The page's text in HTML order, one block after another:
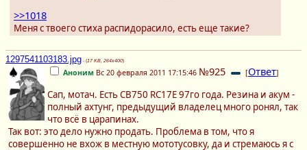
>>1018
Меня с твоего стиха распидорасило, есть еще такие?
1297541103183.jpg - (17 KB, 264x400)
АнонимВс 20 февраля 2011 17:15:46 №925 [Ответ]
Сап, мотач. Есть CB750 RC17E 97го года. Резина и акум -
полный ахтунг, предыдущий владелец много ронял, так
что всё в царапинах.
Так вот: это дело нужно продать. Проблема в том, что я
совершенно не вхож в местную мототусовку, да и стремаюсь я с